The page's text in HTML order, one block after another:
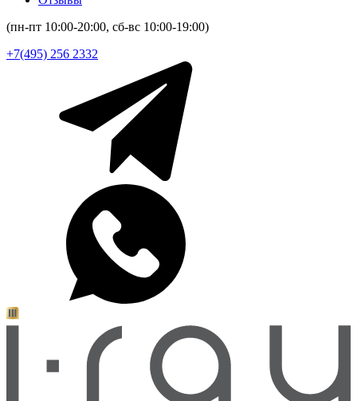
(пн-пт 10:00-20:00, сб-вс 10:00-19:00)
+7(495) 256 2332